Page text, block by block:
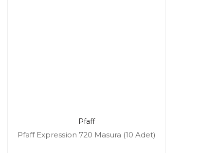
Pfaff
Pfaff Expression 720 Masura (10 Adet)